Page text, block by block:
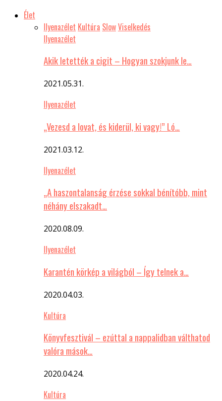
Élet
Ilyenazélet Kultúra SlowViselkedés
Ilyenazélet
Akik letették a cigit – Hogyan szokjunk le…
2021.05.31.
Ilyenazélet
„Vezesd a lovat, és kiderül, ki vagy!” Ló…
2021.03.12.
Ilyenazélet
„A haszontalanság érzése sokkal bénítóbb, mint
néhány elszakadt…
2020.08.09.
Ilyenazélet
Karantén körkép a világból – Így telnek a…
2020.04.03.
Kultúra
Könyvfesztivál – ezúttal a nappalidban válthatod
valóra mások…
2020.04.24.
Kultúra